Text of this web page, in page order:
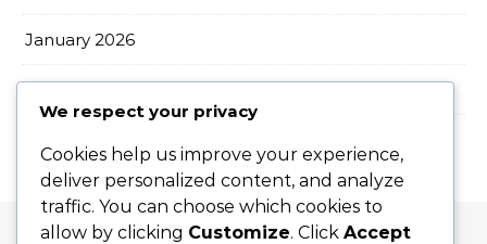
January 2026
December 2025
We respect your privacy
Cookies help us improve your experience,
deliver personalized content, and analyze
traffic. You can choose which cookies to
allow by clicking Customize. Click Accept